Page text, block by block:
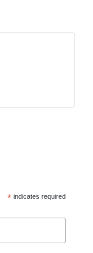
*indicates required